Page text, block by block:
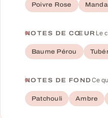
Poivre Rose
NOTES DE CŒUR Le
Baume Pérou
NOTES DE FONDCe
Patchouli Ambre